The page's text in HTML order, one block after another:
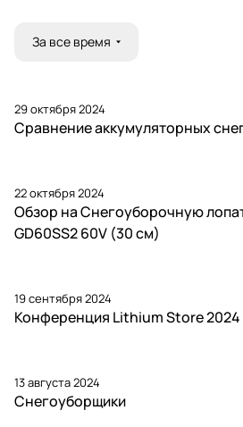
За все время
29 октября 2024
Сравнение аккумуляторных
22 октября 2024
Обзор на Снегоуборочную
GD60SS2 60V (30 см)
19 сентября 2024
Конференция Lithium Store 2024
13 августа 2024
Снегоуборщики